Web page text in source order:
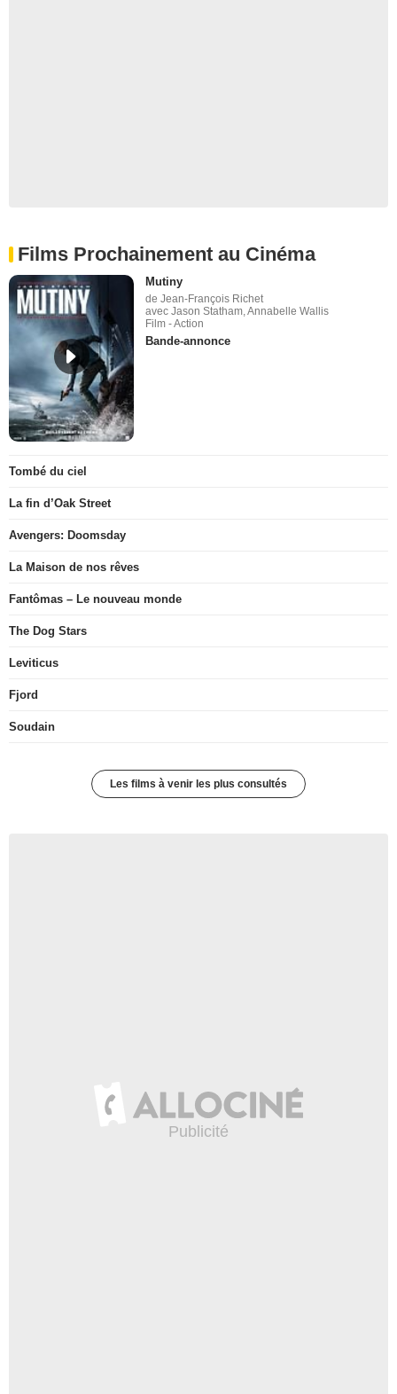
Films Prochainement au Cinéma
Mutiny
de Jean-François Richet
avec Jason Statham, Annabelle Wallis
Film - Action
Bande-annonce
Tombé du ciel
La fin d’Oak Street
Avengers: Doomsday
La Maison de nos rêves
Fantômas – Le nouveau monde
The Dog Stars
Leviticus
Fjord
Soudain
Les films à venir les plus consultés